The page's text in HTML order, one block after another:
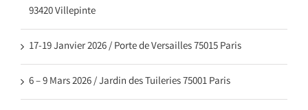
93420 Villepinte
17-19 Janvier 2026 / Porte de Versailles 75015 Paris
6 – 9 Mars 2026 / Jardin des Tuileries 75001 Paris